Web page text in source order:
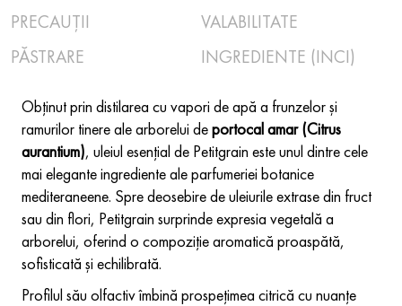
PRECAUȚII
VALABILITATE
PĂSTRARE
INGREDIENTE (INCI)
Obținut prin distilarea cu vapori de apă a frunzelor și
ramurilor tinere ale arborelui deportocal amar (Citrus
aurantium), uleiul esențial de Petitgrain este unul dintre cele
mai elegante ingrediente ale parfumeriei botanice
mediteraneene. Spre deosebire de uleiurile extrase din fruct
sau din flori, Petitgrain surprinde expresia vegetală a
arborelui, oferind o compoziție aromatică proaspătă,
sofisticată și echilibrată.
Profilul său olfactiv îmbină prospețimea citrică cu nuanțe